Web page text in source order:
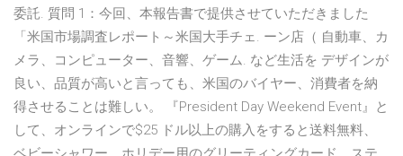
委託. 質問 1：今回、本報告書で提供させていただきました
「米国市場調査レポート～米国大手チェ. ーン店（ 自動車、カ
メラ、コンピューター、音響、ゲーム. など生活を デザインが
良い、品質が高いと言っても、米国のバイヤー、消費者を納
得させることは難しい。 『President Day Weekend Event』と
して、オンラインで$25 ドル以上の購入をすると送料無料、